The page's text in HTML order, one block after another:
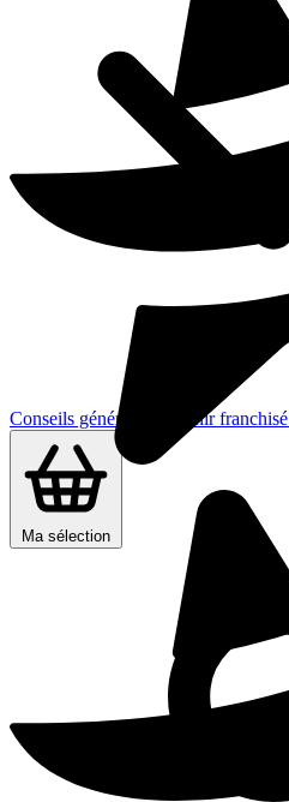
Conseils généraux Devenir franchisé
Ma sélection